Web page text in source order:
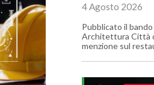
4 Agosto 2026
Pubblicato il
Architettura Città
menzione sul